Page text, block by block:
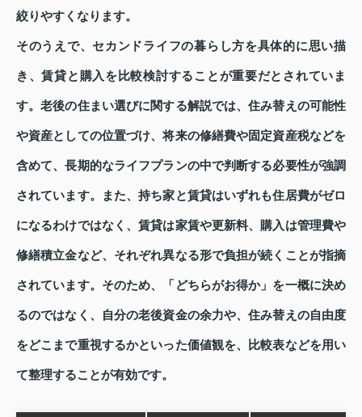
絞りやすくなります。
そのうえで、セカンドライフの暮らし方を具体的に思い描
き、賃貸と購入を比較検討することが重要だとされていま
す。老後の住まい選びに関する解説では、住み替えの可能性
や資産としての位置づけ、将来の修繕費や固定資産税などを
含めて、長期的なライフプランの中で判断する必要性が強調
されています。また、持ち家と賃貸はいずれも住居費がゼロ
になるわけではなく、賃貸は家賃や更新料、購入は管理費や
修繕積立金など、それぞれ異なる形で負担が続くことが指摘
されています。そのため、「どちらがお得か」を一概に決め
るのではなく、自分の老後資金の余力や、住み替えの自由度
をどこまで重視するかといった価値観を、比較表などを用い
て整理することが有効です。